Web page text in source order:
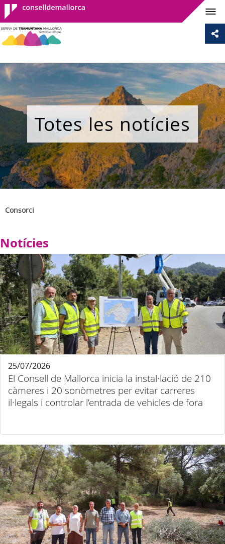
Consell de
Mallorca
Totes les notícies
Consorci
Notícies
El Consell de Mallorca inicia la instal·lació de 210
càmeres i 20 sonòmetres per evitar carreres
il·legals i controlar l’entrada de vehicles de fora
25/07/2026